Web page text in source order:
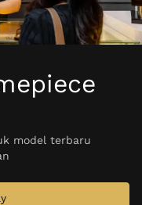
model terbaru